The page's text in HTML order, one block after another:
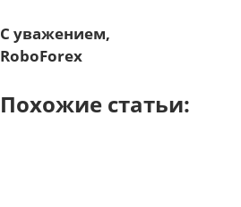
С уважением,
RoboForex
Похожие статьи: